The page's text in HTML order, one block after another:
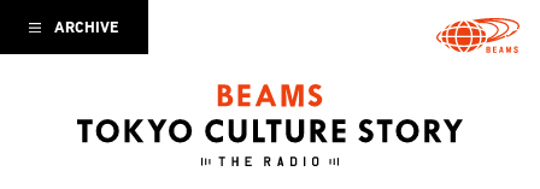
ARCHIVE